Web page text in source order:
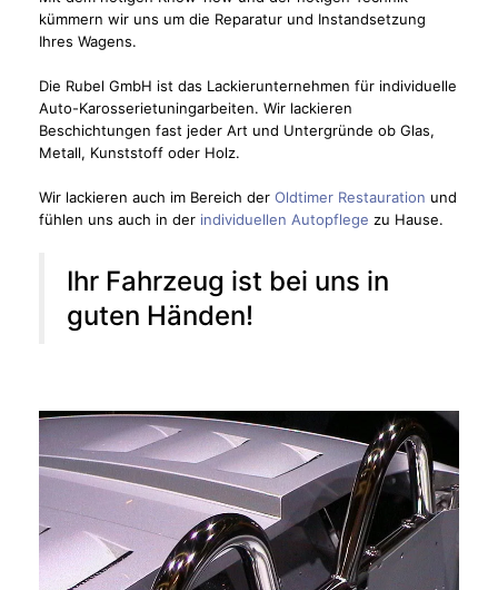
kümmern wir uns um die Reparatur und Instandsetzung
Ihres Wagens.
Die Rubel GmbH ist das Lackierunternehmen für individuelle
Auto-Karosserietuningarbeiten. Wir lackieren
Beschichtungen fast jeder Art und Untergründe ob Glas,
Metall, Kunststoff oder Holz.
Wir lackieren auch im Bereich der Oldtimer Restauration und
fühlen uns auch in der individuellen Autopflege zu Hause.
Ihr Fahrzeug ist bei uns in
guten Händen!